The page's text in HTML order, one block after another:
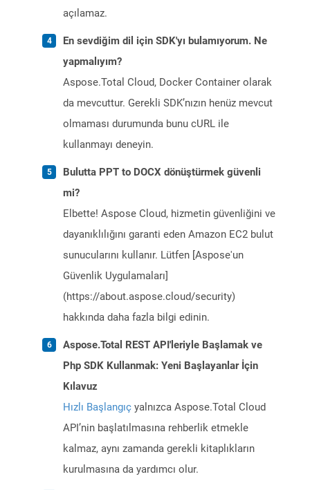
açılamaz.
En sevdiğim dil için SDK'yı bulamıyorum. Ne
yapmalıyım?
Aspose.Total Cloud, Docker Container olarak
da mevcuttur. Gerekli SDK’nızın henüz mevcut
olmaması durumunda bunu cURL ile
kullanmayı deneyin.
Bulutta PPT to DOCX dönüştürmek güvenli
mi?
Elbette! Aspose Cloud, hizmetin güvenliğini ve
dayanıklılığını garanti eden Amazon EC2 bulut
sunucularını kullanır. Lütfen [Aspose'un
Güvenlik Uygulamaları]
(https://about.aspose.cloud/security)
hakkında daha fazla bilgi edinin.
Aspose.Total REST API'leriyle Başlamak ve
Php SDK Kullanmak: Yeni Başlayanlar İçin
Kılavuz
Hızlı Başlangıç yalnızca Aspose.Total Cloud
API’nin başlatılmasına rehberlik etmekle
kalmaz, aynı zamanda gerekli kitaplıkların
kurulmasına da yardımcı olur.